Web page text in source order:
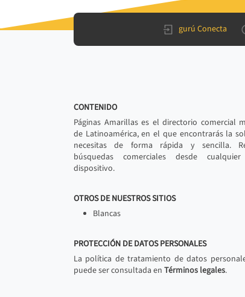
gurú Conecta
CONTENIDO
Páginas Amarillas es el directorio comercial
de Latinoamérica, en el que encontrarás la
necesitas de forma rápida y sencilla.
búsquedas comerciales desde
dispositivo.
OTROS DE NUESTROS SITIOS
Blancas
PROTECCIÓN DE DATOS PERSONALES
La política de tratamiento de datos
puede ser consultada en Términos legales.